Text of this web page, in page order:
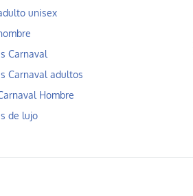
unisex
Carnaval
Carnaval adultos
Hombre
de lujo